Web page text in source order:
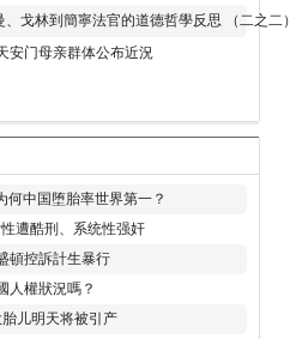
戈林到簡寧法官的道德哲學反思 （二之二）
安门母亲群体公布近況
何中国堕胎率世界第一？
遭酷刑、系统性强奸
頓控訴計生暴行
人權狀況嗎？
儿明天将被引产